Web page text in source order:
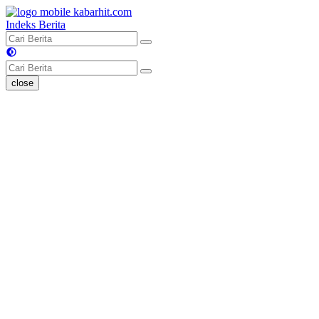
Indeks Berita
close